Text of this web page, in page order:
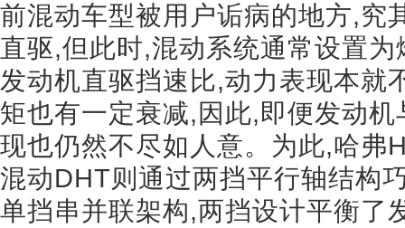
前混动车型被用户诟病的地方,究
直驱,但此时,混动系统通常设置
发动机直驱挡速比,动力表现本就
矩也有一定衰减,因此,即便发动
现也仍然不尽如人意。为此,哈弗
混动DHT则通过两挡平行轴结构
单挡串并联架构,两挡设计平衡了